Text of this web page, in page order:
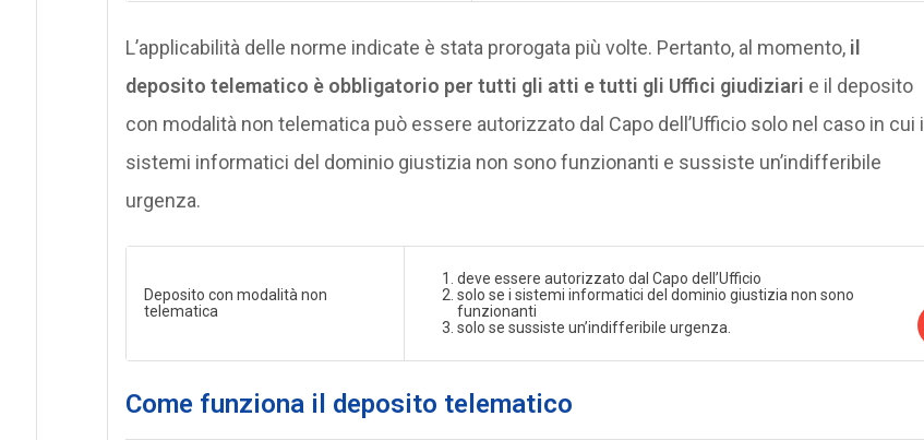
L’applicabilità delle norme indicate è stata prorogata più volte. Pertanto, al momento, il
deposito telematico è obbligatorio per tutti gli atti e tutti gli Uffici giudiziari e il deposito
con modalità non telematica può essere autorizzato dal Capo dell’Ufficio solo nel caso in cui i
sistemi informatici del dominio giustizia non sono funzionanti e sussiste un’indifferibile
urgenza.
Deposito con modalità non
telematica
deve essere autorizzato dal Capo dell’Ufficio
solo se i sistemi informatici del dominio giustizia non sono
funzionanti
solo se sussiste un’indifferibile urgenza.
Come funziona il deposito telematico